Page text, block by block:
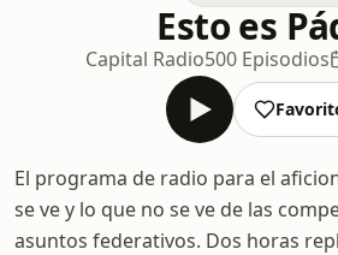
Esto es
Capital Radio500 Episodios
El programa de radio para el
se ve y lo que no se ve de las
asuntos federativos. Dos horas